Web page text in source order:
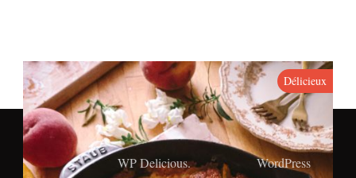
Délicieux
© Copyright 2026. All Rights Reserved.Yummy Bites Pro |
Developed By WP Delicious.Powered byWordPress